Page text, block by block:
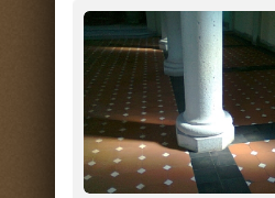
Ollari Trattamenti